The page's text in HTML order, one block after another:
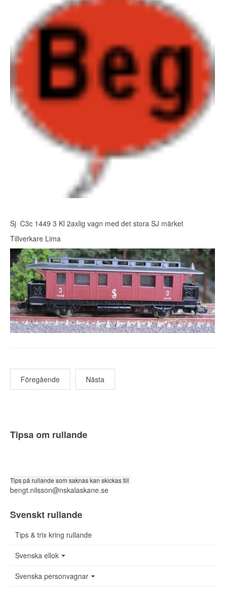
Sj C3c 1449 3 Kl 2axlig vagn med det stora SJ märket
Tillverkare Lima
Föregående Nästa
Tipsa om rullande
Tips på rullande som saknas kan skickas till
bengt.nilsson@nskalaskane.se
Svenskt rullande
Tips & trix kring rullande
Svenska ellok
Svenska personvagnar